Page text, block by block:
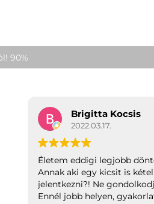
90%
Brigitta Kocsis
2022.03.17.
Életem eddigi legjobb
Annak aki egy kicsit is
jelentkezni?! Ne
Ennél jobb helyen,